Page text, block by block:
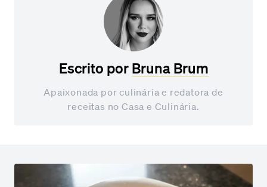
Escrito por Bruna Brum
Apaixonada por culinária e redatora de
receitas no Casa e Culinária.